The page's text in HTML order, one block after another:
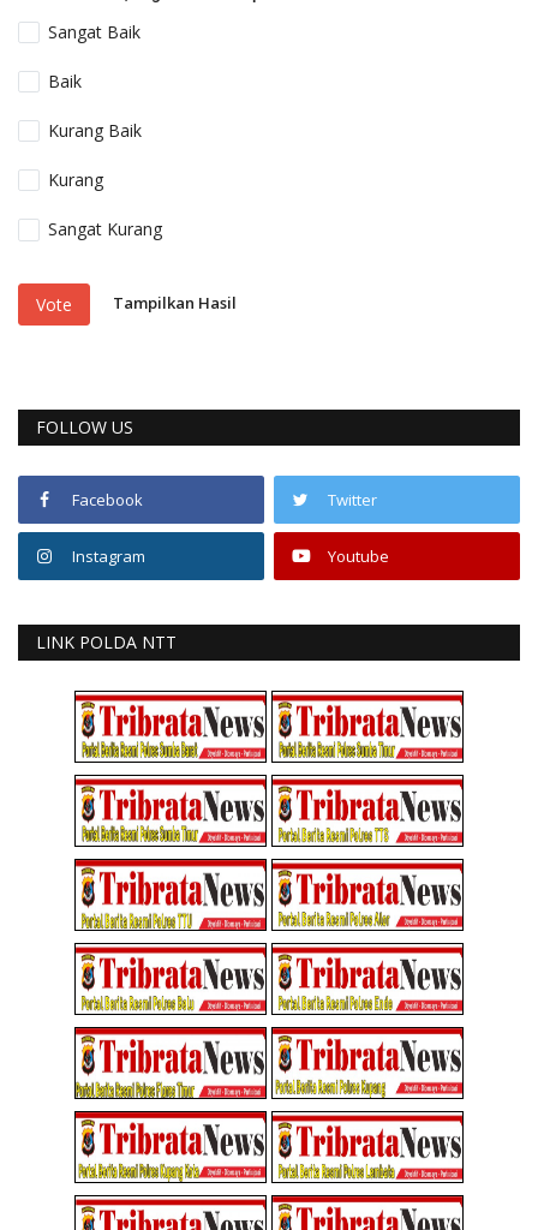
Sangat Baik
Baik
Kurang Baik
Kurang
Sangat Kurang
Vote Tampilkan Hasil
FOLLOW US
Facebook Twitter
Instagram Youtube
LINK POLDA NTT